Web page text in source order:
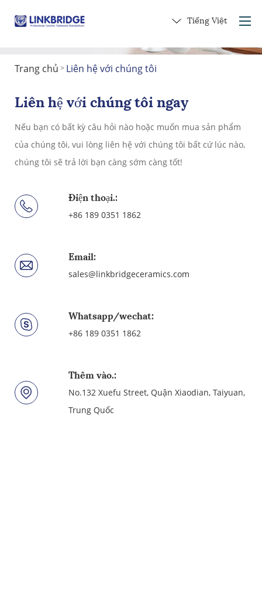
Trang chủ
Các sản phẩm
Dịch vụ
vào gốm
Tiếng Việt
Trang chủ > Liên hệ với chúng tôi
Liên hệ với chúng tôi ngay
Nếu bạn có bất kỳ câu hỏi nào hoặc muốn mua sản phẩm
của chúng tôi, vui lòng liên hệ với chúng tôi bất cứ lúc nào,
chúng tôi sẽ trả lời bạn càng sớm càng tốt!
Điện thoại.:
+86 189 0351 1862
Email:
sales@linkbridgeceramics.com
Whatsapp/wechat:
+86 189 0351 1862
Thêm vào.:
No.132 Xuefu Street, Quận Xiaodian, Taiyuan,
Trung Quốc